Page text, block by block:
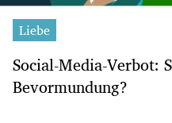
Liebe
Social-Media-Verbot:
Bevormundung?